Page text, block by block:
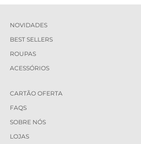
NOVIDADES
BEST SELLERS
ROUPAS
ACESSÓRIOS
CARTÃO OFERTA
FAQS
SOBRE NÓS
LOJAS